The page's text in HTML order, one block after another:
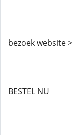
bezoek website
BESTEL NU